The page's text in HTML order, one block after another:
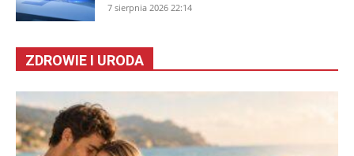
7 sierpnia 2026 22:14
ZDROWIE I URODA